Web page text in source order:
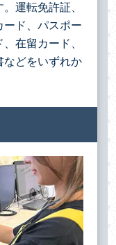
運転免許証、
ード、パスポー
在留カード、
などをいずれか